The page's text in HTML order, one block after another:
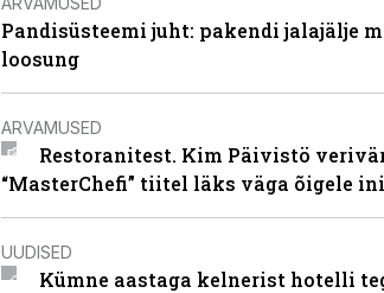
Pandisüsteemi juht: pakendi jalajälje
loosung
ARVAMUSED
Restoranitest. Kim Päivistö
“MasterChefi” tiitel läks väga õigele
UUDISED
Kümne aastaga kelnerist hotelli